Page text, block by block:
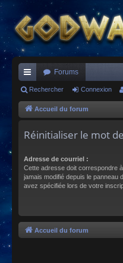
ac
co
s
Forums
Rechercher Connexion
Accueil du forum
Réinitialiser le mot
Adresse de courriel :
Cette adresse doit correspondre
jamais modifié depuis le panneau
avez spécifiée lors de votre
Accueil du forum